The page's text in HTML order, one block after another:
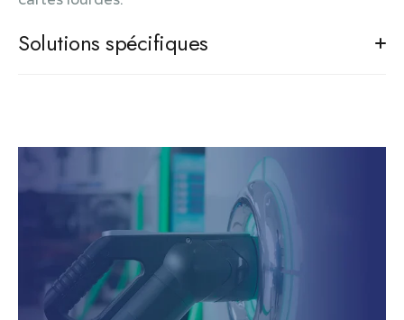
Solutions spécifiques
Systèmes intelligents et innovants en courant
continu (DC) pour
des applications de smart DC
Grids dans les espaces publics, commerciaux et
résidentiels
Système d'éclairages pour serres agricoles
Réalisation de solutions de conversion d’énergie,
chargeurs de batterie AC/DC, boosters DC/DC